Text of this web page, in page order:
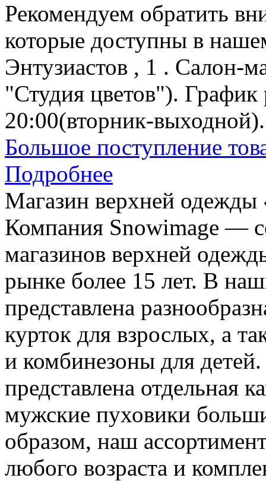
Рекомендуем обратить
которые доступны в
Энтузиастов , 1 .
"Студия цветов").
20:00(вторник-
Большое поступление
Подробнее
Магазин верхней одежды
Компания Snowimage —
магазинов верхней
рынке более 15 лет. В
представлена
курток для взрослых, а
и комбинезоны для
представлена отдельная
мужские пуховики
образом, наш
любого возраста и